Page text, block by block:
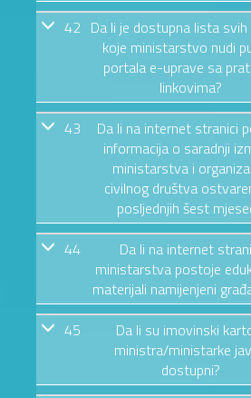
42 Da li je dostupna lista
koje ministarstvo nudi
portala e-uprave sa
linkovima?
43
Da li na internet stranici
informacija o saradnji
ministarstva i
civilnog društva
posljednjih šest
44
Da li na internet
ministarstva postoje
materijali namijenjeni
45
Da li su imovinski
ministra/ministarke
dostupni?